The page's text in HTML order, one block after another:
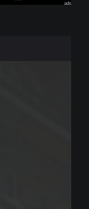
ads